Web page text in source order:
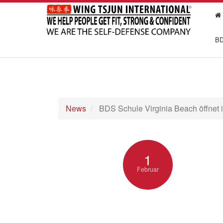
News BDS Schule Virginia Beach öffnet
1
Februar